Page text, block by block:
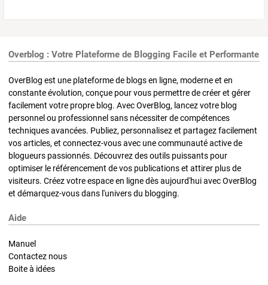
Overblog : Votre Plateforme de Blogging Facile et Performante
OverBlog est une plateforme de blogs en ligne, moderne et en
constante évolution, conçue pour vous permettre de créer et gérer
facilement votre propre blog. Avec OverBlog, lancez votre blog
personnel ou professionnel sans nécessiter de compétences
techniques avancées. Publiez, personnalisez et partagez facilement
vos articles, et connectez-vous avec une communauté active de
blogueurs passionnés. Découvrez des outils puissants pour
optimiser le référencement de vos publications et attirer plus de
visiteurs. Créez votre espace en ligne dès aujourd'hui avec OverBlog
et démarquez-vous dans l'univers du blogging.
Aide
Manuel
Contactez nous
Boite à idées